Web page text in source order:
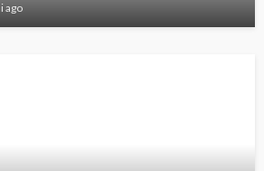
ago